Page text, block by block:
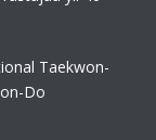
Taekwon-
Do